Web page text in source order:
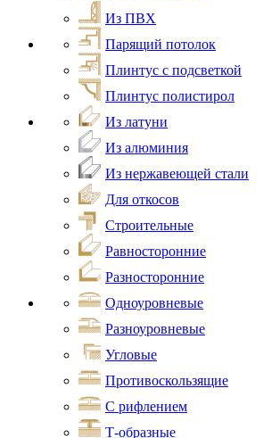
Из ПВХ
Парящий потолок
Плинтус с подсветкой
Плинтус полистирол
Из латуни
Из алюминия
Из нержавеющей стали
Для откосов
Строительные
Равносторонние
Разносторонние
Одноуровневые
Разноуровневые
Угловые
Противоскользящие
С рифлением
Т-образные